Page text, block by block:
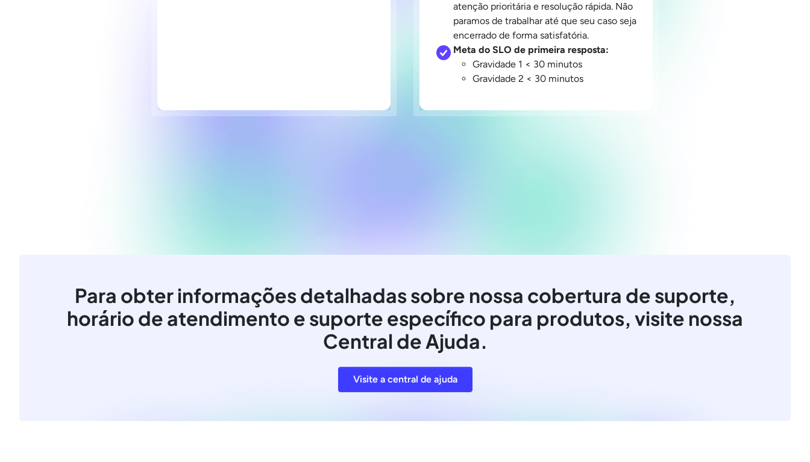
atenção prioritária e resolução rápida. Não
paramos de trabalhar até que seu caso seja
encerrado de forma satisfatória.
Meta do SLO de primeira resposta:
Gravidade 1 < 30 minutos
Gravidade 2 < 30 minutos
Para obter informações detalhadas sobre nossa cobertura de suporte,
horário de atendimento e suporte específico para produtos, visite nossa
Central de Ajuda.
Visite a central de ajuda